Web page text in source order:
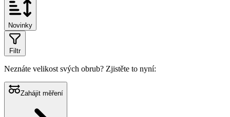
Novinky
Filtr
Neznáte velikost svých obrub? Zjistěte to nyní:
Zahájit měření